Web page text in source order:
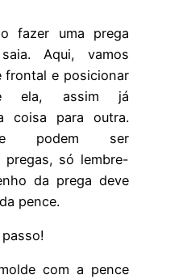
fazer uma prega
Aqui, vamos
frontal e posicionar
ela, assim já
coisa para outra.
podem ser
pregas, só lembre-
da prega deve
pence.
com a pence